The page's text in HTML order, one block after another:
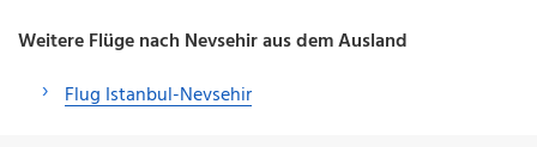
Weitere Flüge nach Nevsehir aus dem Ausland
Flug Istanbul-Nevsehir